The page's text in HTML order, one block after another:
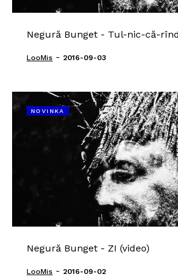
Negură Bunget - Tul-nic-că-
LooMis - 2016-09-03
NOVINKA
Negură Bunget - ZI (video)
LooMis - 2016-09-02